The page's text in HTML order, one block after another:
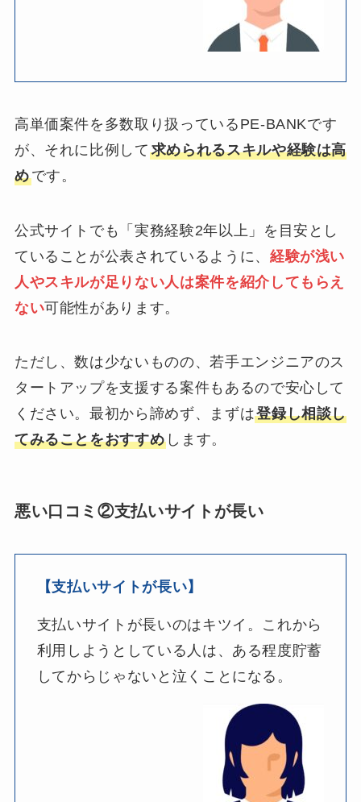
高単価案件を多数取り扱っているPE-BANKです
が、それに比例して 求められるスキルや経験は高
めです。
公式サイトでも「実務経験2年以上」を目安とし
ていることが公表されているように、 経験が浅い
人やスキルが足りない人は案件を紹介してもらえ
ない可能性があります。
ただし、数は少ないものの、若手エンジニアのス
タートアップを支援する案件もあるので安心して
ください。最初から諦めず、まずは登録し相談し
てみることをおすすめ します。
悪い口コミ②支払いサイトが長い
【支払いサイトが長い】
支払いサイトが長いのはキツイ。これから
利用しようとしている人は、ある程度貯蓄
してからじゃないと泣くことになる。